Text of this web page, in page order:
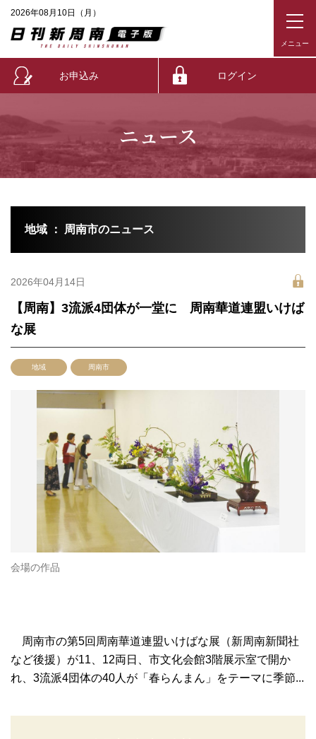
2026年08月10日（月）
お申込み ログイン
ニュース
地域 ： 周南市のニュース
2026年04月14日
【周南】3流派4団体が一堂に 周南華道連盟いけば
な展
地域 周南市
会場の作品
周南市の第5回周南華道連盟いけばな展（新周南新聞社
など後援）が11、12両日、市文化会館3階展示室で開か
れ、3流派4団体の40人が「春らんまん」をテーマに季節...